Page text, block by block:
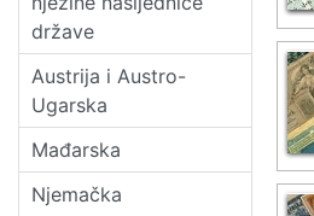
države
Austrija i Austro-
Ugarska
Mađarska
Njemačka